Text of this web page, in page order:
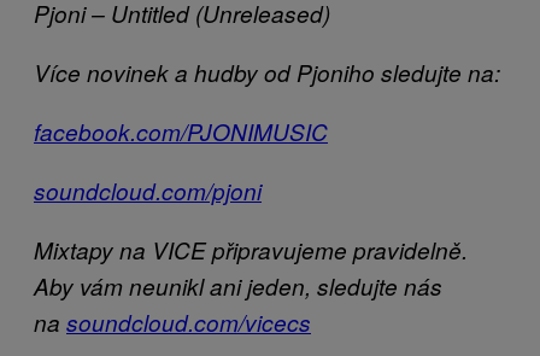
Pjoni – Untitled (Unreleased)
Více novinek a hudby od Pjoniho sledujte na:
facebook.com/PJONIMUSIC
soundcloud.com/pjoni
Mixtapy na VICE připravujeme pravidelně.
Aby vám neunikl ani jeden, sledujte nás
na soundcloud.com/vicecs